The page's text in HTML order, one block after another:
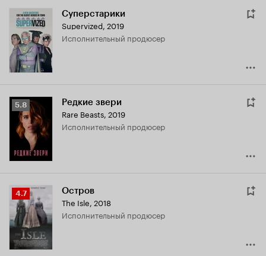
Суперстарики
Supervized, 2019
исполнительный продюсер
Рейтинг
Кинопоиска
5.8
5.8 Редкие звери
Rare Beasts, 2019
исполнительный продюсер
Рейтинг
Кинопоиска
4.7
4.7 Остров
The Isle, 2018
исполнительный продюсер